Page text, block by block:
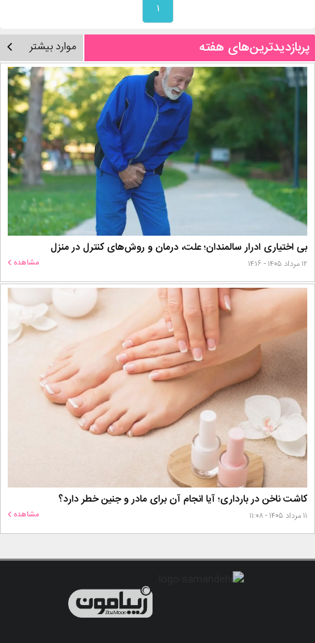
۱
پربازدیدترین‌های هفته موارد بیشتر
بی اختیاری ادرار سالمندان؛ علت، درمان و روش‌های کنترل در منزل
۱۲ مرداد ۱۴۰۵ - ۱۴:۱۶ مشاهده
کاشت ناخن در بارداری؛ آیا انجام آن برای مادر و جنین خطر دارد؟
۱۱ مرداد ۱۴۰۵ - ۱۱:۰۸ مشاهده